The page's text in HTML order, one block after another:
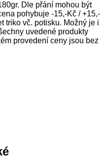
Dle přání mohou být
pohybuje -15,-Kč / +15,-
triko vč. potisku. Možný je i
uvedené produkty
provedení ceny jsou bez